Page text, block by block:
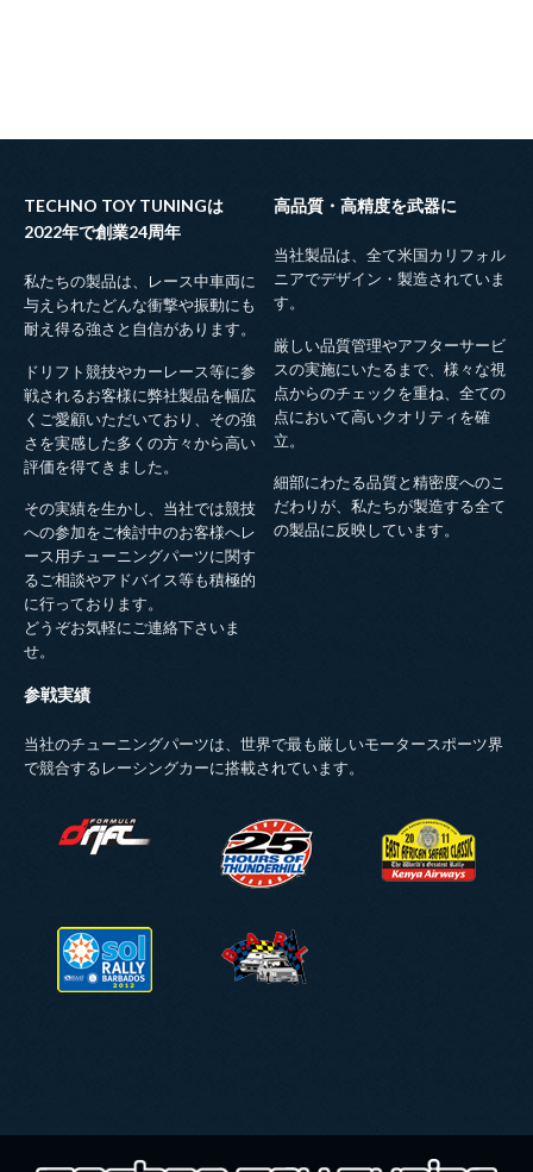
TECHNO TOY TUNINGは
2022年で創業24周年
私たちの製品は、レース中車両に
与えられたどんな衝撃や振動にも
耐え得る強さと自信があります。
ドリフト競技やカーレース等に参
戦されるお客様に弊社製品を幅広
くご愛顧いただいており、その強
さを実感した多くの方々から高い
評価を得てきました。
その実績を生かし、当社では競技
への参加をご検討中のお客様へレ
ース用チューニングパーツに関す
るご相談やアドバイス等も積極的
に行っております。
どうぞお気軽にご連絡下さいま
せ。
高品質・高精度を武器に
当社製品は、全て米国カリフォル
ニアでデザイン・製造されていま
す。
厳しい品質管理やアフターサービ
スの実施にいたるまで、様々な視
点からのチェックを重ね、全ての
点において高いクオリティを確
立。
細部にわたる品質と精密度へのこ
だわりが、私たちが製造する全て
の製品に反映しています。
参戦実績
当社のチューニングパーツは、世界で最も厳しいモータースポーツ界
で競合するレーシングカーに搭載されています。
FDLOGO.PNG
EASR-LOGO-
2011.PNG
SOLRALLY.PNG BARL_LOGO.PNG